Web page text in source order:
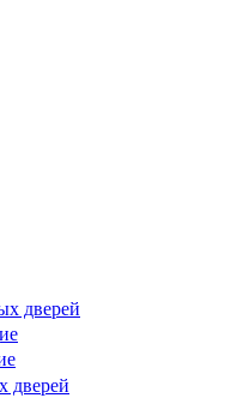
дверей
дверей